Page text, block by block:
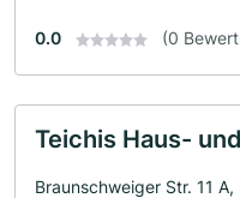
0.0 (0
Teichis Haus-
Braunschweiger Str. 11